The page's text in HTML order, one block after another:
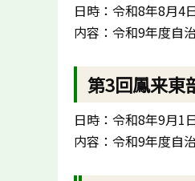
日時：令和8年8月4
内容：令和9年度自
第3回鳳来東
日時：令和8年9月1
内容：令和9年度自